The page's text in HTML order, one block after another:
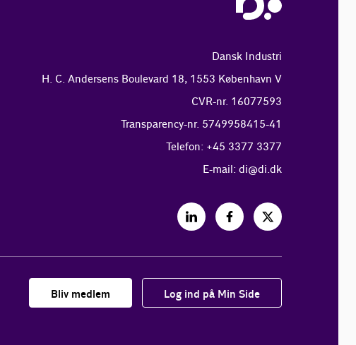
Dansk Industri
H. C. Andersens Boulevard 18, 1553 København V
CVR-nr. 16077593
Transparency-nr. 5749958415-41
Telefon: +45 3377 3377
E-mail: di@di.dk
Bliv medlem Log ind på Min Side